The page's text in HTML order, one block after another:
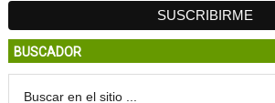
BUSCADOR